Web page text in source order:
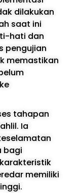
dilakukan
saat ini
hati dan
pengujian
memastikan
tahapan
Ia
bagi
memiliki